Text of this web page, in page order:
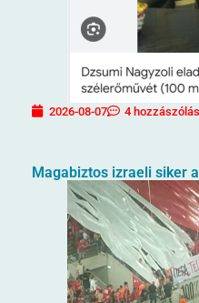
2026-08-07 4 hozzászólás
Magabiztos izraeli siker